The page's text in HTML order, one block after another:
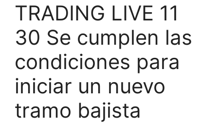
TRADING LIVE 11
30 Se cumplen las
condiciones para
iniciar un nuevo
tramo bajista